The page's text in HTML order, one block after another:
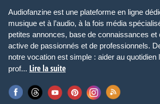
Audiofanzine est une plateforme en ligne
musique et à l’audio, à la fois média
petites annonces, base de connaissances et
active de passionnés et de professionnels.
notre vocation est simple : aider au quotidien
prof... Lire la suite